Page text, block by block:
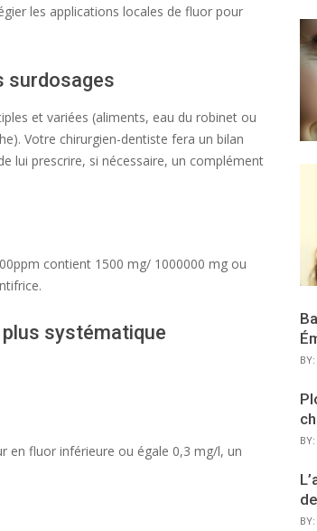
les applications locales de fluor pour
surdosages
et variées (aliments, eau du robinet ou
Votre chirurgien-dentiste fera un bilan
lui prescrire, si nécessaire, un complément
contient 1500 mg/ 1000000 mg ou
systématique
en fluor inférieure ou égale 0,3 mg/l, un
BY:
BY:
BY: